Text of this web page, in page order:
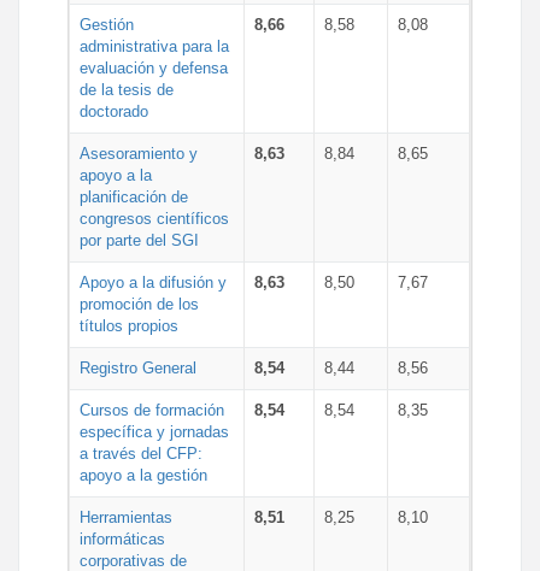
Gestión
administrativa para la
evaluación y defensa
de la tesis de
doctorado
8,66 8,58 8,08
Asesoramiento y
apoyo a la
planificación de
congresos científicos
por parte del SGI
8,63 8,84 8,65
Apoyo a la difusión y
promoción de los
títulos propios
8,63 8,50 7,67
Registro General 8,54 8,44 8,56
Cursos de formación
específica y jornadas
a través del CFP:
apoyo a la gestión
8,54 8,54 8,35
Herramientas
informáticas
corporativas de
8,51 8,25 8,10